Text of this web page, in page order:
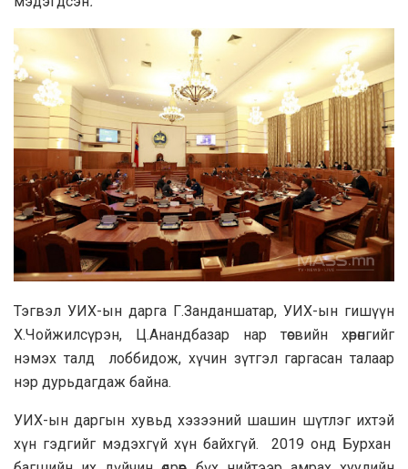
Тэгвэл УИХ-ын дарга Г.Занданшатар, УИХ-ын гишүүн
Х.Чойжилсүрэн, Ц.Анандбазар нар төсвийн хөрөнгийг
нэмэх талд лоббидож, хүчин зүтгэл гаргасан талаар
нэр дурьдагдаж байна.
УИХ-ын даргын хувьд хэзээний шашин шүтлэг ихтэй
хүн гэдгийг мэдэхгүй хүн байхгүй. 2019 онд Бурхан